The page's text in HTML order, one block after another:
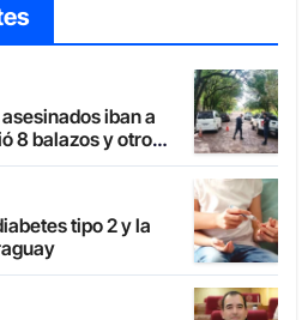
iban a
8 balazos y otro
tipo 2 y la